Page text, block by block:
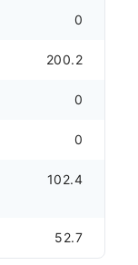
0
200.2
0
0
102.4
52.7